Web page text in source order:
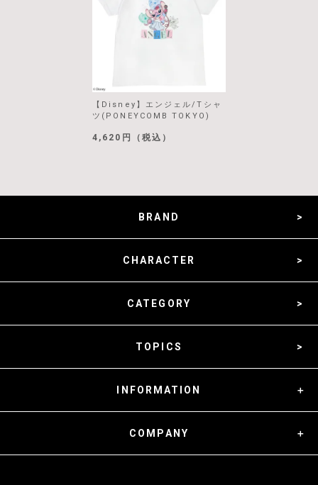
【Disney】エンジェル/Tシャ
ツ(PONEYCOMB TOKYO)
4,620円（税込）
BRAND
CHARACTER
CATEGORY
TOPICS
INFORMATION
COMPANY